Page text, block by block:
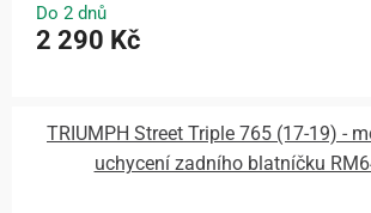
Do 2 dnů
2 290 Kč
TRIUMPH Street Triple 765 (17-19) -
uchycení zadního blatníčku